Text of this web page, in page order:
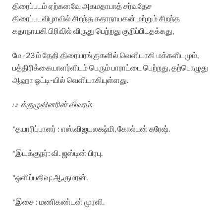
திரைப்படம் ஏற்கனவே அகமதாபாத் சர்வதேச
திரைப்படவிழாவில் சிறந்த கதாநாயகன் மற்றும் சிறந்த
கதாநாயகி பிரிவில் விருது பெற்றது குறிப்பிடதக்கது,
மே -23 ம் தேதி திரையரங்குகளில் வெளியாகி மக்களிடமும்,
பத்திரிக்கையாளர்ளிடம் பெரும் பாராட்டை பெற்றது, தற்பொழுது
ஆஹா ஓட்டி-யில் வெளியாகியுள்ளது.
படக்குழுவினரின் விவரம்:
*தயாரிப்பாளர் : எஸ்.விஜயலக்ஷ்மி, கோல்டன் சுரேஷ்.
*இயக்குநர்: வி. ஜஸ்டின் பிரபு.
*ஒளிப்பதிவு: ஆ.குமரன்.
*இசை : மணிகண்டன் முரளி.